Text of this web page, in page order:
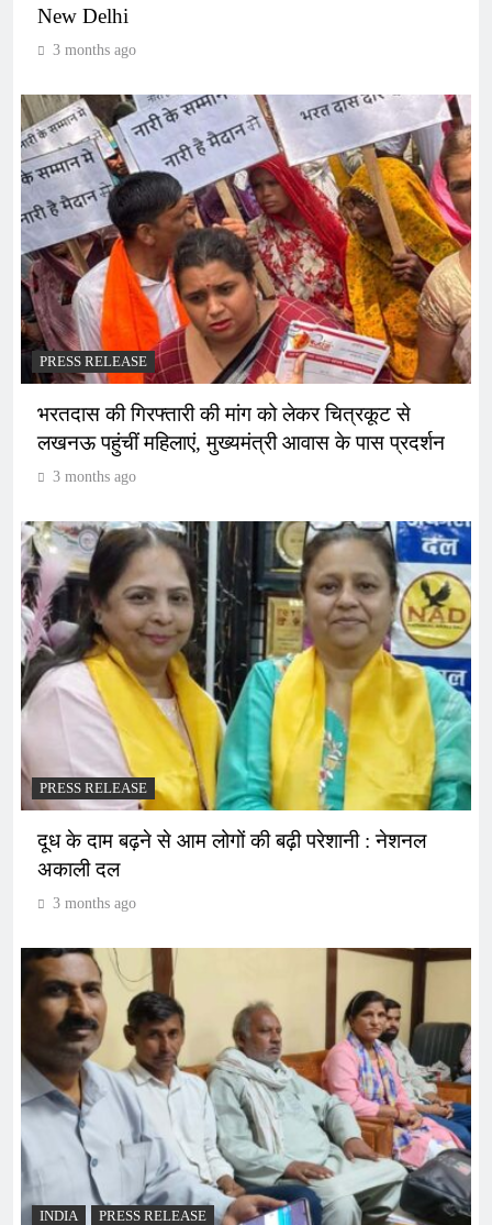
New Delhi
3 months ago
PRESS RELEASE
भरतदास की गिरफ्तारी की मांग को लेकर चित्रकूट से
लखनऊ पहुंचीं महिलाएं, मुख्यमंत्री आवास के पास प्रदर्शन
3 months ago
PRESS RELEASE
दूध के दाम बढ़ने से आम लोगों की बढ़ी परेशानी : नेशनल
अकाली दल
3 months ago
INDIA PRESS RELEASE